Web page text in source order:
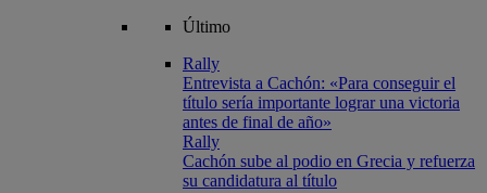
Último
Rally
Entrevista a Cachón: «Para conseguir el
título sería importante lograr una victoria
antes de final de año»
Rally
Cachón sube al podio en Grecia y refuerza
su candidatura al título